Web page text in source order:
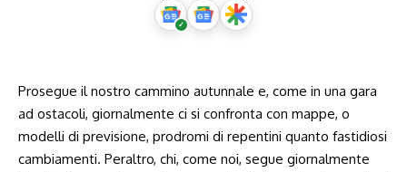
Prosegue il nostro cammino autunnale e, come in una gara
ad ostacoli, giornalmente ci si confronta con mappe, o
modelli di previsione, prodromi di repentini quanto fastidiosi
cambiamenti. Peraltro, chi, come noi, segue giornalmente